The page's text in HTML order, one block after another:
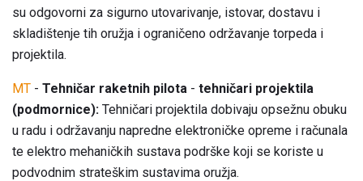
su odgovorni za sigurno utovarivanje, istovar, dostavu i
skladištenje tih oružja i ograničeno održavanje torpeda i
projektila.
MT - Tehničar raketnih pilota - tehničari projektila
(podmornice): Tehničari projektila dobivaju opsežnu obuku
u radu i održavanju napredne elektroničke opreme i računala
te elektro mehaničkih sustava podrške koji se koriste u
podvodnim strateškim sustavima oružja.